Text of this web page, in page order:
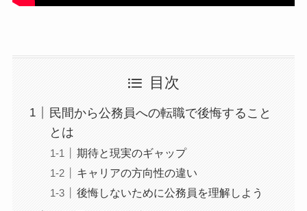
目次
民間から公務員への転職で後悔すること
とは
期待と現実のギャップ
キャリアの方向性の違い
後悔しないために公務員を理解しよう